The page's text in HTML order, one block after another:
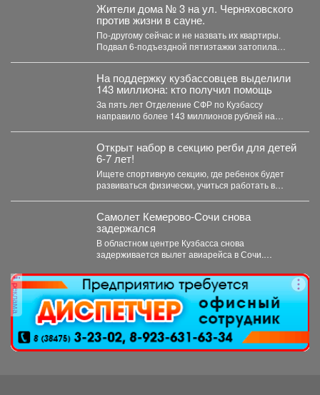
Жители дома № 3 на ул. Черняховского
против жизни в сауне.
По-другому сейчас и не назвать их квартиры.
Подвал 6-подъездной пятиэтажки затопила
На поддержку кузбассовцев выделили
143 миллиона: кто получил помощь
За пять лет Отделение СФР по Кузбассу
направило более 143 миллионов рублей на
Открыт набор в секцию регби для детей
6-7 лет!
Ищете спортивную секцию, где ребенок будет
развиваться физически, учиться работать в
Самолет Кемерово-Сочи снова
задержался
В областном центре Кузбасса снова
задерживается вылет авиарейса в Сочи.
реклама